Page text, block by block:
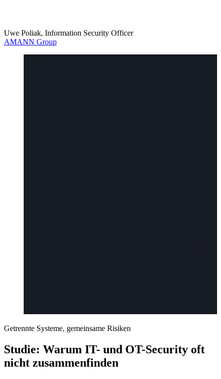
Uwe Poliak, Information Security Officer
AMANN Group
Getrennte Systeme, gemeinsame Risiken
Studie: Warum IT- und OT-Security oft
nicht zusammenfinden